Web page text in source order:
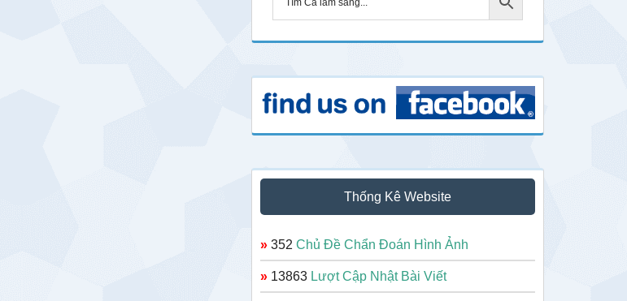
Thống Kê Website
» 352 Chủ Đề Chẩn Đoán Hình Ảnh
» 13863 Lượt Cập Nhật Bài Viết